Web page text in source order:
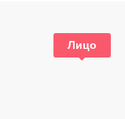
Лицо